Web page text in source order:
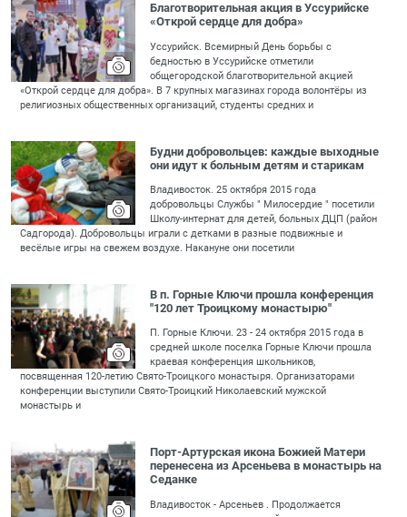
Благотворительная акция в Уссурийске
«Открой сердце для добра»
Уссурийск. Всемирный День борьбы с
бедностью в Уссурийске отметили
общегородской благотворительной акцией
«Открой сердце для добра». В 7 крупных магазинах города волонтёры из
религиозных общественных организаций, студенты средних и
Будни добровольцев: каждые выходные
они идут к больным детям и старикам
Владивосток. 25 октября 2015 года
добровольцы Службы " Милосердие " посетили
Школу-интернат для детей, больных ДЦП (район
Садгорода). Добровольцы играли с детками в разные подвижные и
весёлые игры на свежем воздухе. Накануне они посетили
В п. Горные Ключи прошла конференция
"120 лет Троицкому монастырю"
П. Горные Ключи. 23 - 24 октября 2015 года в
средней школе поселка Горные Ключи прошла
краевая конференция школьников,
посвященная 120-летию Свято-Троицкого монастыря. Организаторами
конференции выступили Свято-Троицкий Николаевский мужской
монастырь и
Порт-Артурская икона Божией Матери
перенесена из Арсеньева в монастырь на
Седанке
Владивосток - Арсеньев . Продолжается